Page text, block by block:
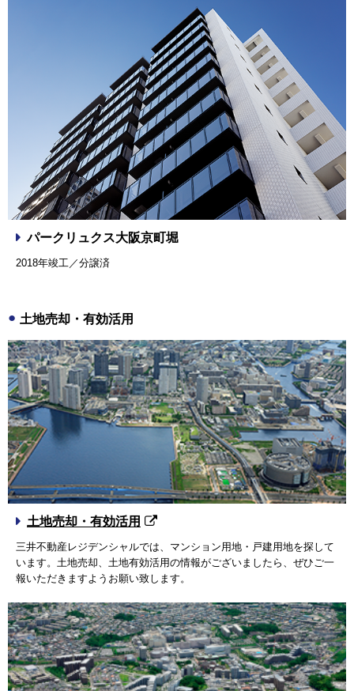
パークリュクス大阪京町堀
2018年竣工／分譲済
土地売却・有効活用
土地売却・有効活用
三井不動産レジデンシャルでは、マンション用地・戸建用地を探して
います。土地売却、土地有効活用の情報がございましたら、ぜひご一
報いただきますようお願い致します。